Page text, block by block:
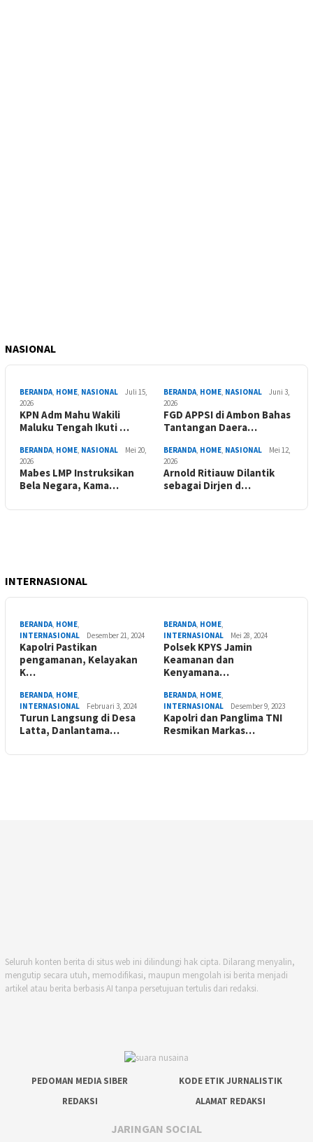
NASIONAL
BERANDA, HOME, NASIONAL
Juli 15,
2026
KPN Adm Mahu Wakili
Maluku Tengah Ikuti …
BERANDA, HOME, NASIONAL
Juni 3,
2026
FGD APPSI di Ambon Bahas
Tantangan Daera…
BERANDA, HOME, NASIONAL
Mei 20,
2026
Mabes LMP Instruksikan
Bela Negara, Kama…
BERANDA, HOME, NASIONAL
Mei 12,
2026
Arnold Ritiauw Dilantik
sebagai Dirjen d…
INTERNASIONAL
BERANDA, HOME,
INTERNASIONAL
Desember 21, 2024
Kapolri Pastikan
pengamanan, Kelayakan
K…
BERANDA, HOME,
INTERNASIONAL
Mei 28, 2024
Polsek KPYS Jamin
Keamanan dan
Kenyamana…
BERANDA, HOME,
INTERNASIONAL
Februari 3, 2024
Turun Langsung di Desa
Latta, Danlantama…
BERANDA, HOME,
INTERNASIONAL
Desember 9, 2023
Kapolri dan Panglima TNI
Resmikan Markas…
Seluruh konten berita di situs web ini dilindungi hak cipta. Dilarang menyalin,
mengutip secara utuh, memodifikasi, maupun mengolah isi berita menjadi
artikel atau berita berbasis AI tanpa persetujuan tertulis dari redaksi.
PEDOMAN MEDIA SIBER
KODE ETIK JURNALISTIK
REDAKSI
ALAMAT REDAKSI
JARINGAN SOCIAL